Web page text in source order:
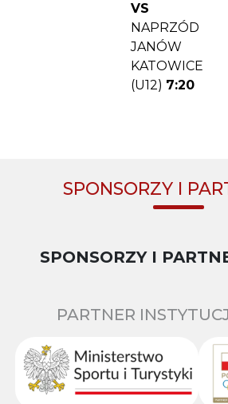
VS
NAPRZÓD
JANÓW
KATOWICE
(U12) 7:20
SPONSORZY I
SPONSORZY I
PARTNER